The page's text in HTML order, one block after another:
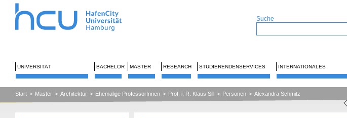
Suche
UNIVERSITÄT BACHELOR MASTER RESEARCH STUDIERENDENSERVICES INTERNATIONALES
Start > Master > Architektur > Ehemalige ProfessorInnen > Prof. i. R. Klaus Sill > Personen > Alexandra Schmitz